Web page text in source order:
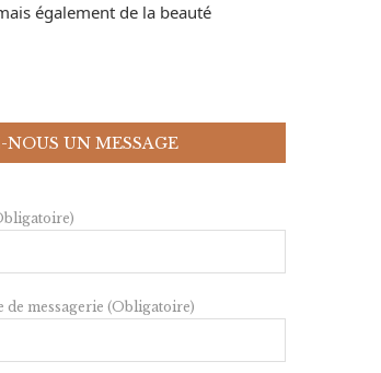
également de la beauté
NOUS UN MESSAGE
de messagerie (Obligatoire)